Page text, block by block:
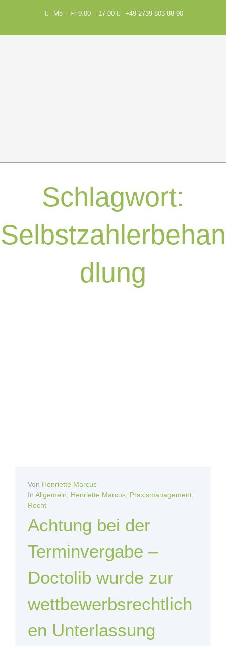
Mo – Fr 9.00 – 17.00 +49 2739 803 88 90
Schlagwort:
Selbstzahlerbehan
dlung
Von Henriette Marcus
In Allgemein Henriette Marcus Praxismanagement
Recht
Achtung bei der
Terminvergabe –
Doctolib wurde zur
wettbewerbsrechtlich
en Unterlassung